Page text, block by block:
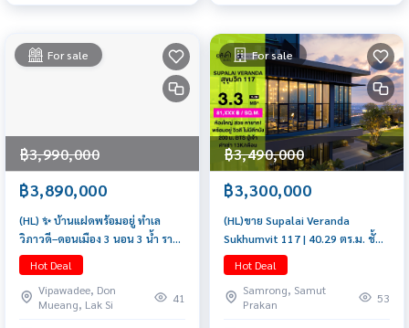
For sale
฿3,990,000
฿3,890,000
(HL) ✨ บ้านแฝดพร้อมอยู่ ทำเล
วิภาวดี–ดอนเมือง 3 นอน 3 น้ำ ราคา
ไม่ถึง 4 ล้าน 📲 𝟎𝟔𝟒-𝟕𝟗𝟒𝟒𝟐𝟔𝟑(คุณน้ำ)
Hot Deal
Vipawadee, Don
Mueang, Lak Si
41
For sale
฿3,490,000
฿3,300,000
(HL)ขาย Supalai Veranda
Sukhumvit 117 | 40.29 ตร.ม. ชั้น
28 วิวโล่ง ทิศใต้ ห้องใหญ่หายาก
ใกล้ BTS ปู่เจ้า | 3.3 ล้าน 087-808-
3690
Hot Deal
Samrong, Samut
Prakan
53